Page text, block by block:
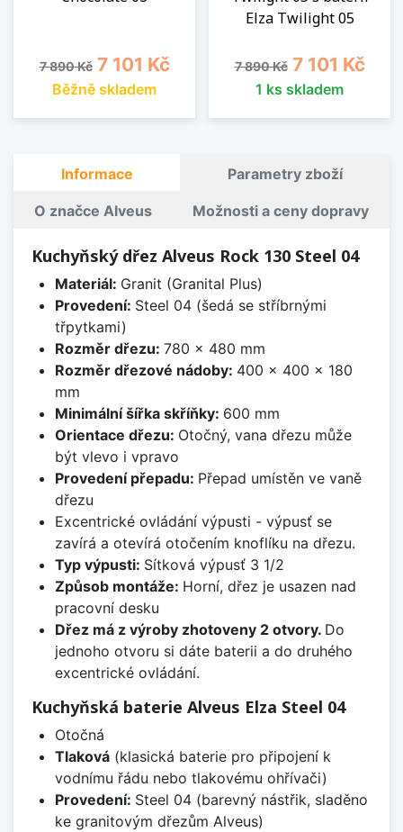
Běžná cena
7 890 Kč Cena
7 101 Kč
Běžně skladem
Elza Twilight 05
Běžná cena
7 890 Kč Cena
7 101 Kč
1 ks skladem
Informace Parametry zboží
O značce Alveus Možnosti a ceny dopravy
Kuchyňský dřez Alveus Rock 130 Steel 04
Materiál: Granit (Granital Plus)
Provedení: Steel 04 (šedá se stříbrnými
třpytkami)
Rozměr dřezu: 780 x 480 mm
Rozměr dřezové nádoby: 400 x 400 x 180
mm
Minimální šířka skříňky: 600 mm
Orientace dřezu: Otočný, vana dřezu může
být vlevo i vpravo
Provedení přepadu: Přepad umístěn ve vaně
dřezu
Excentrické ovládání výpusti - výpusť se
zavírá a otevírá otočením knoflíku na dřezu.
Typ výpusti: Sítková výpusť 3 1/2
Způsob montáže: Horní, dřez je usazen nad
pracovní desku
Dřez má z výroby zhotoveny 2 otvory. Do
jednoho otvoru si dáte baterii a do druhého
excentrické ovládání.
Kuchyňská baterie Alveus Elza Steel 04
Otočná
Tlaková(klasická baterie pro připojení k
vodnímu řádu nebo tlakovému ohřívači)
Provedení: Steel 04 (barevný nástřik, sladěno
ke granitovým dřezům Alveus)